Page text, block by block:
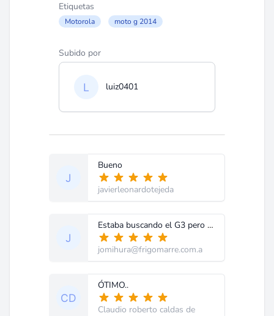
Etiquetas
Motorola moto g 2014
Subido por
luiz0401
Bueno
javierleonardotejeda
Estaba buscando el G3 pero este me sirve
jomihura@frigomarre.com.a
ÓTIMO..
Claudio roberto caldas de